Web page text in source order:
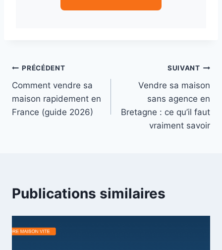
Navigation
de
l’article
PRÉCÉDENT
Comment vendre sa
maison rapidement en
France (guide 2026)
SUIVANT
Vendre sa maison
sans agence en
Bretagne : ce qu’il faut
vraiment savoir
Publications similaires